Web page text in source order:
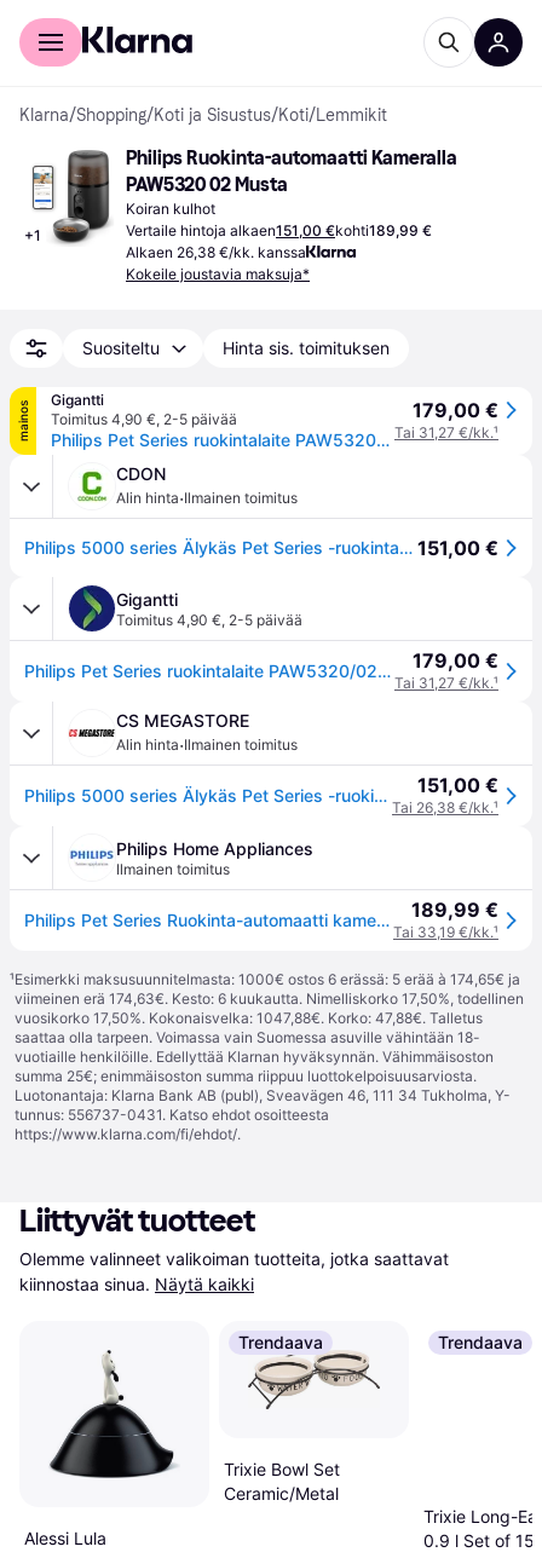
Kuluttajille
Klarna/Shopping/Koti ja Sisustus/Koti/Lemmikit
+1
Philips Ruokinta-automaatti Kameralla
PAW5320 02 Musta
Koiran kulhot
Vertaile hintoja alkaen151,00 €kohti189,99 €
Alkaen 26,38 €/kk. kanssa
Kokeile joustavia maksuja*
Suositeltu Hinta sis. toimituksen
mainos
Gigantti
Toimitus 4,90 €, 2-5 päivää
Philips Pet Series ruokintalaite PAW5320/02 (musta)
179,00 €
Tai 31,27 €/kk.¹
CDON
Alin hinta·Ilmainen toimitus
Philips 5000 series Älykäs Pet Series -ruokinta-automaatti ja kamera (PAW5320/02), Automaattinen lemmikinruokintalaite, Muovi, Sisätila, Teho, Univ... 151,00 €
Gigantti
Toimitus 4,90 €, 2-5 päivää
Philips Pet Series ruokintalaite PAW5320/02 (musta) 179,00 €
Tai 31,27 €/kk.¹
CS MEGASTORE
Alin hinta·Ilmainen toimitus
Philips 5000 series Älykäs Pet Series -ruokinta-automaatti ja kamera (PAW5320/02), Automaattinen lemmikinruokintalaite, Muovi, Sisätila, Teho, Universaali, 4,5 L 151,00 €
Tai 26,38 €/kk.¹
Philips Home Appliances
Ilmainen toimitus
Philips Pet Series Ruokinta-automaatti kameralla PAW5320/02 189,99 €
Tai 33,19 €/kk.¹
¹Esimerkki maksusuunnitelmasta: 1000€ ostos 6 erässä: 5 erää à 174,65€ ja
viimeinen erä 174,63€. Kesto: 6 kuukautta. Nimelliskorko 17,50%, todellinen
vuosikorko 17,50%. Kokonaisvelka: 1047,88€. Korko: 47,88€. Talletus
saattaa olla tarpeen. Voimassa vain Suomessa asuville vähintään 18-
vuotiaille henkilöille. Edellyttää Klarnan hyväksynnän. Vähimmäisoston
summa 25€; enimmäisoston summa riippuu luottokelpoisuusarviosta.
Luotonantaja: Klarna Bank AB (publ), Sveavägen 46, 111 34 Tukholma, Y-
tunnus: 556737-0431. Katso ehdot osoitteesta
https://www.klarna.com/fi/ehdot/.
Liittyvät tuotteet
Olemme valinneet valikoiman tuotteita, jotka saattavat
kiinnostaa sinua. Näytä kaikki
Alessi Lula
Trendaava
Trixie Bowl Set
Ceramic/Metal
Trendaava
Trixie Long-
0.9 l Set of 15